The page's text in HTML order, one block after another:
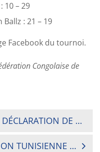
10 – 29
: 21 – 19
Facebook du tournoi.
Congolaise de
ZIMBABWE – TUNISIE : DÉCLARATION DE RUGBY AFRIQUE
ZIMBABWE : LA FÉDÉRATION TUNISIENNE DE RUGBY DÉPLORE FERMEMENT LES AGISSEMENTS ANTISPORTIFS ET ANTI-ÉTHIQUES DE LA DÉLÉGATION ZIMBABWÉENNE